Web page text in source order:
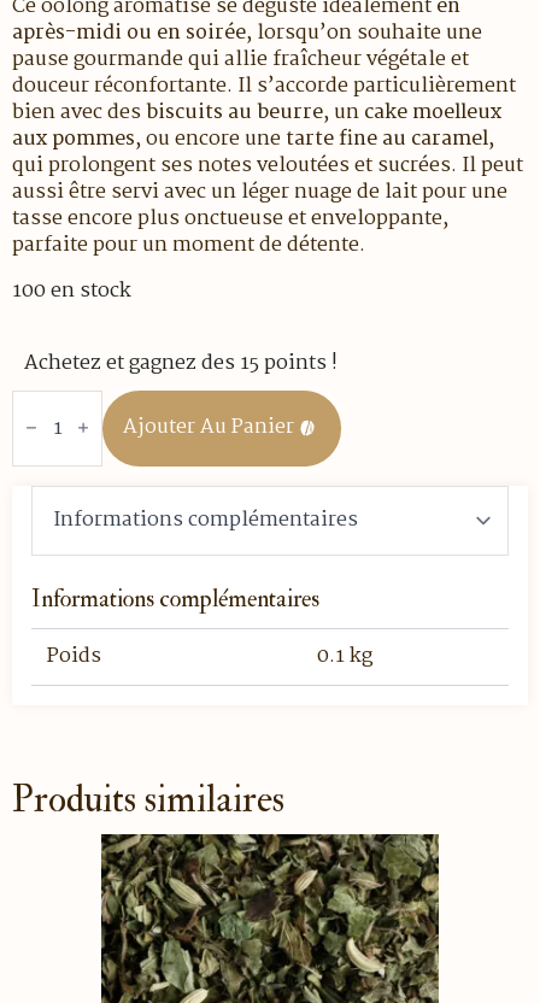
après-midi ou en soirée, lorsqu’on souhaite une
pause gourmande qui allie fraîcheur végétale et
douceur réconfortante. Il s’accorde particulièrement
bien avec desbiscuits au beurre, uncake moelleux
aux pommes, ou encore unetarte fine au caramel,
qui prolongent ses notes veloutées et sucrées. Il peut
aussi être servi avec un léger nuage de lait pour une
tasse encore plus onctueuse et enveloppante,
parfaite pour un moment de détente.
100 en stock
Achetez et gagnez des 15 points !
quantité
Oolong
Caramel
au
Beurre
vrac
Ajouter Au Panier
Informations complémentaires
Poids 0.1 kg
Produits similaires